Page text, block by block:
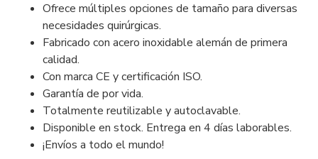
Ofrece múltiples opciones de tamaño para diversas
necesidades quirúrgicas.
Fabricado con acero inoxidable alemán de primera
calidad.
Con marca CE y certificación ISO.
Garantía de por vida.
Totalmente reutilizable y autoclavable.
Disponible en stock. Entrega en 4 días laborables.
¡Envíos a todo el mundo!